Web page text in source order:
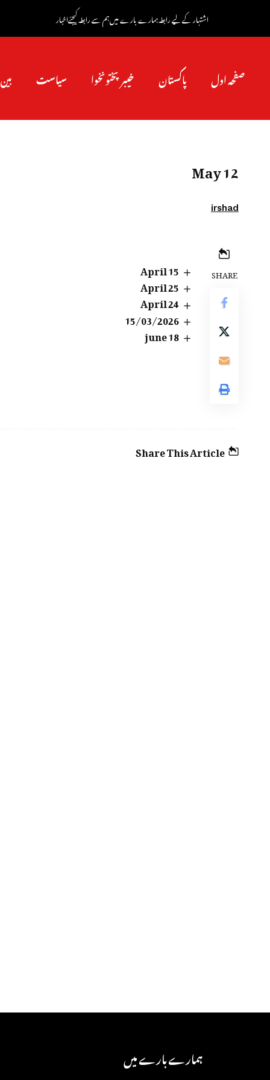
اشتہار کے لیے رابطہہمارے بارے میںہم سے رابطہ کیجئےاخبار
صفحہ اول پاکستان خیبرپختونخوا سیاست
12 May
irshad
SHARE
15 April
25 April
24 April
15/03/2026
18 june
Share This Article
ہمارے بارے میں